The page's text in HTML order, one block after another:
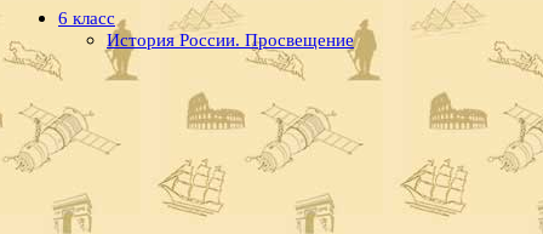
6 класс
История России. Просвещение